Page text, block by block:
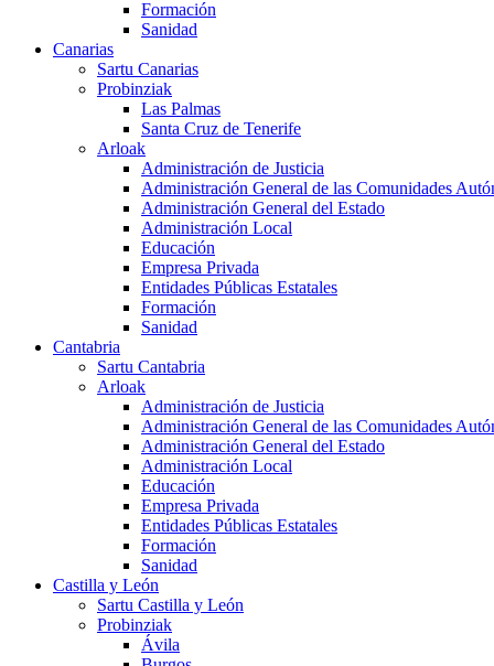
Formación
Sanidad
Canarias
Sartu Canarias
Probinziak
Las Palmas
Santa Cruz de Tenerife
Arloak
Administración de Justicia
Administración General de las Comunidades
Administración General del Estado
Administración Local
Educación
Empresa Privada
Entidades Públicas Estatales
Formación
Sanidad
Cantabria
Sartu Cantabria
Arloak
Administración de Justicia
Administración General de las Comunidades
Administración General del Estado
Administración Local
Educación
Empresa Privada
Entidades Públicas Estatales
Formación
Sanidad
Castilla y León
Sartu Castilla y León
Probinziak
Ávila